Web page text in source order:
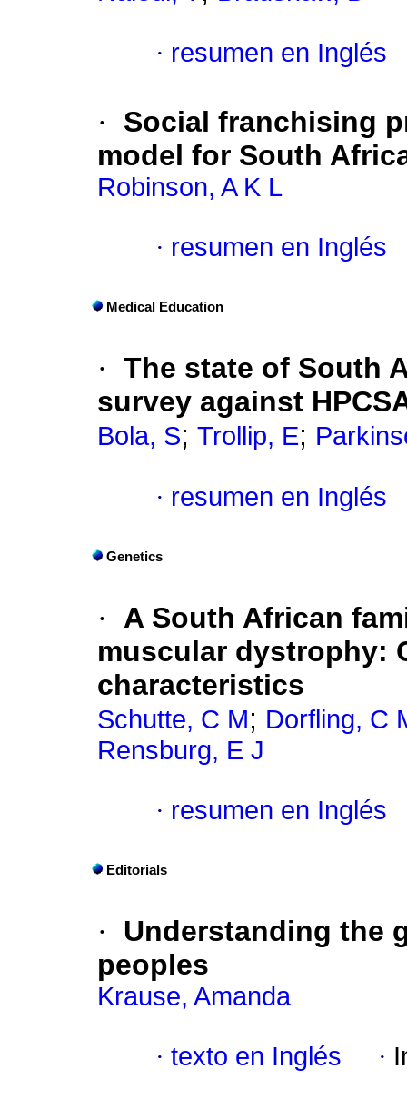
· resumen en Inglés
·
Social franchising
model for South
Robinson, A K L
· resumen en Inglés
Medical Education
· The state of South
survey against
Bola, S; Trollip, E;
· resumen en Inglés
Genetics
·
A South African
muscular dystrophy:
characteristics
Schutte, C M; Dorfling, C
Rensburg, E J
· resumen en Inglés
Editorials
·
Understanding the
peoples
Krause, Amanda
· texto en Inglés ·